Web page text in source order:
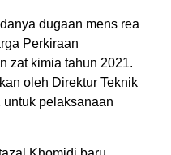
dugaan mens rea
Perkiraan
zat kimia tahun 2021.
oleh Direktur Teknik
untuk pelaksanaan